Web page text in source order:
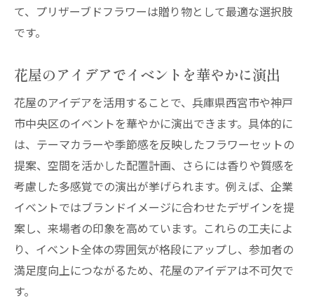
て、プリザーブドフラワーは贈り物として最適な選択肢
です。
花屋のアイデアでイベントを華やかに演出
花屋のアイデアを活用することで、兵庫県西宮市や神戸
市中央区のイベントを華やかに演出できます。具体的に
は、テーマカラーや季節感を反映したフラワーセットの
提案、空間を活かした配置計画、さらには香りや質感を
考慮した多感覚での演出が挙げられます。例えば、企業
イベントではブランドイメージに合わせたデザインを提
案し、来場者の印象を高めています。これらの工夫によ
り、イベント全体の雰囲気が格段にアップし、参加者の
満足度向上につながるため、花屋のアイデアは不可欠で
す。